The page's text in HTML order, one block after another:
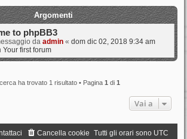
Argomenti
to phpBB3
da admin « dom dic 02, 2018 9:34 am
Your first forum
ha trovato 1 risultato • Pagina 1di 1
Vai a
Tutti gli orari sono UTC
Cancella cookie